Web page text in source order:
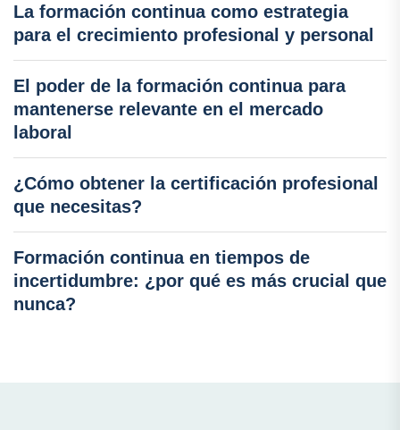
La formación continua como estrategia
para el crecimiento profesional y personal
El poder de la formación continua para
mantenerse relevante en el mercado
laboral
¿Cómo obtener la certificación profesional
que necesitas?
Formación continua en tiempos de
incertidumbre: ¿por qué es más crucial que
nunca?